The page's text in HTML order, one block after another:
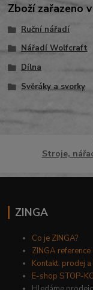
Zboží zařazeno
Ruční nářadí
Nářadí Wolfcraft
Dílna
Svěráky a svorky
Stroje,
ZINGA
Co je ZINGA?
ZINGA reference
Kontakt: prodej
E-shop STOP-